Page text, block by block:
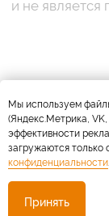
Мы используем
(Яндекс.Метрика,
эффективности
загружаются
конфиденциальности
Принять